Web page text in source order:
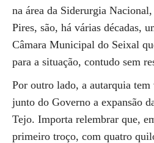
na área da Siderurgia
Pires, são, há várias décadas,
Câmara Municipal do Seixal
para a situação, contudo sem
Por outro lado, a autarquia
junto do Governo a expansão
Tejo. Importa relembrar que,
primeiro troço, com quatro